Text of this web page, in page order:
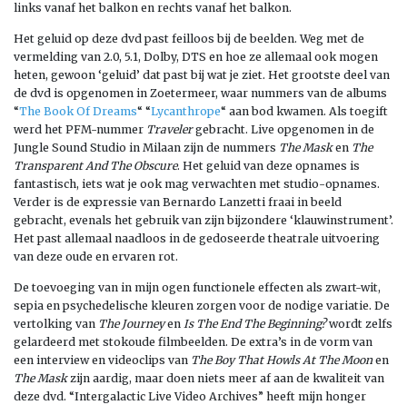
links vanaf het balkon en rechts vanaf het balkon.
Het geluid op deze dvd past feilloos bij de beelden. Weg met de
vermelding van 2.0, 5.1, Dolby, DTS en hoe ze allemaal ook mogen
heten, gewoon ‘geluid’ dat past bij wat je ziet. Het grootste deel van
de dvd is opgenomen in Zoetermeer, waar nummers van de albums
“The Book Of Dreams“ “Lycanthrope“ aan bod kwamen. Als toegift
werd het PFM-nummer Travelergebracht. Live opgenomen in de
Jungle Sound Studio in Milaan zijn de nummers The Masken The
Transparent And The Obscure. Het geluid van deze opnames is
fantastisch, iets wat je ook mag verwachten met studio-opnames.
Verder is de expressie van Bernardo Lanzetti fraai in beeld
gebracht, evenals het gebruik van zijn bijzondere ‘klauwinstrument’.
Het past allemaal naadloos in de gedoseerde theatrale uitvoering
van deze oude en ervaren rot.
De toevoeging van in mijn ogen functionele effecten als zwart-wit,
sepia en psychedelische kleuren zorgen voor de nodige variatie. De
vertolking van The Journeyen Is The End The Beginning?wordt zelfs
gelardeerd met stokoude filmbeelden. De extra’s in de vorm van
een interview en videoclips van The Boy That Howls At The Moonen
The Maskzijn aardig, maar doen niets meer af aan de kwaliteit van
deze dvd. “Intergalactic Live Video Archives” heeft mijn honger